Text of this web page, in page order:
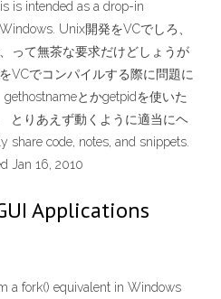
is intended as a drop-in
Unix開発をVCでしろ、
って無茶な要求だけどしょうが
VCでコンパイルする際に問題に
とかgetpidを使いた
とりあえず動くように適当にヘ
share code, notes, and snippets.
Jan 16, 2010
Applications
a fork() equivalent in Windows